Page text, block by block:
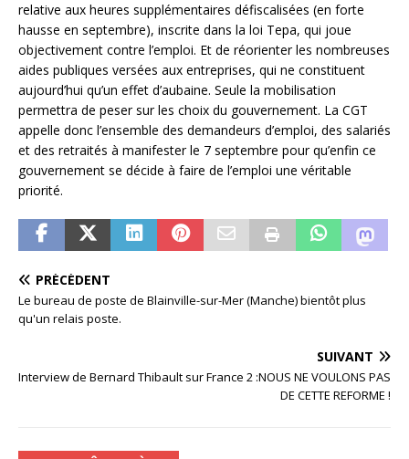
relative aux heures supplémentaires défiscalisées (en forte
hausse en septembre), inscrite dans la loi Tepa, qui joue
objectivement contre l’emploi. Et de réorienter les nombreuses
aides publiques versées aux entreprises, qui ne constituent
aujourd’hui qu’un effet d’aubaine. Seule la mobilisation
permettra de peser sur les choix du gouvernement. La CGT
appelle donc l’ensemble des demandeurs d’emploi, des salariés
et des retraités à manifester le 7 septembre pour qu’enfin ce
gouvernement se décide à faire de l’emploi une véritable
priorité.
PRÉCÉDENT
Le bureau de poste de Blainville-sur-Mer (Manche) bientôt plus
qu'un relais poste.
SUIVANT
Interview de Bernard Thibault sur France 2 :NOUS NE VOULONS PAS
DE CETTE REFORME !